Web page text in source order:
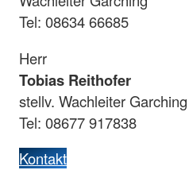
Tel: 08634 66685
Herr
Tobias Reithofer
stellv. Wachleiter Garching
Tel: 08677 917838
Kontakt